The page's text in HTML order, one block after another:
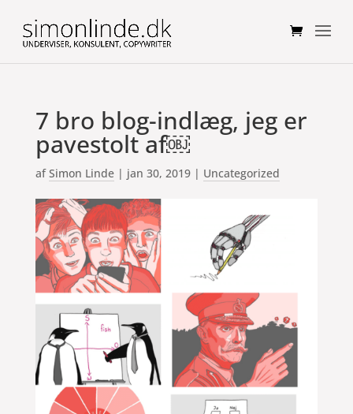
7 bro blog-indlæg, jeg er
pavestolt af￼
afSimon Linde| jan 30, 2019| Uncategorized